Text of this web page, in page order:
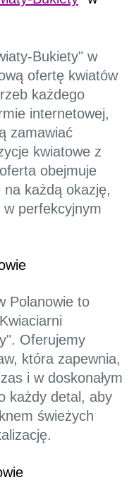
Bukiety" w
ofertę kwiatów
każdego
internetowej,
zamawiać
kwiatowe z
obejmuje
każdą okazję,
perfekcyjnym
Polanowie to
Oferujemy
która zapewnia,
i w doskonałym
każdy detal, aby
świeżych